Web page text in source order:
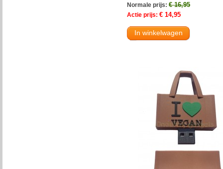
Normale prijs: € 16,95
Actie prijs: € 14,95
In winkelwagen